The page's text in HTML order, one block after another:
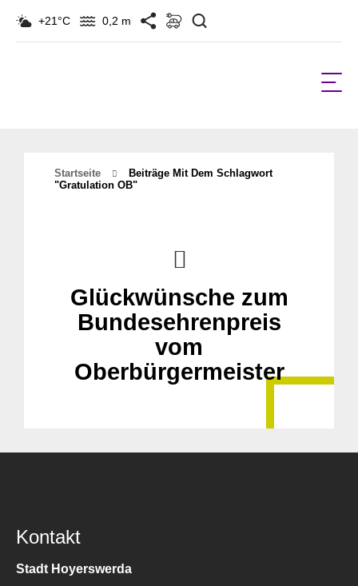
+21°C 0,2 m
Startseite
Beiträge Mit Dem Schlagwort
"gratulation OB"
Glückwünsche zum
Bundesehrenpreis
vom
Oberbürgermeister
Kontakt
Stadt Hoyerswerda